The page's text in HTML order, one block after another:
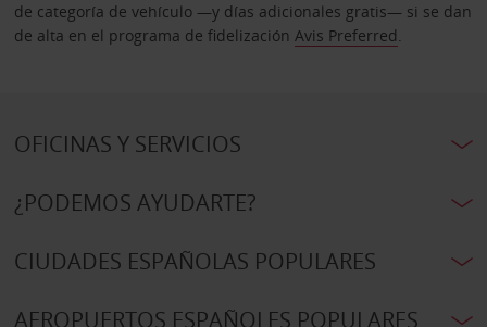
de categoría de vehículo —y días adicionales gratis— si se dan
de alta en el programa de fidelización Avis Preferred.
OFICINAS Y SERVICIOS
¿PODEMOS AYUDARTE?
CIUDADES ESPAÑOLAS POPULARES
AEROPUERTOS ESPAÑOLES POPULARES